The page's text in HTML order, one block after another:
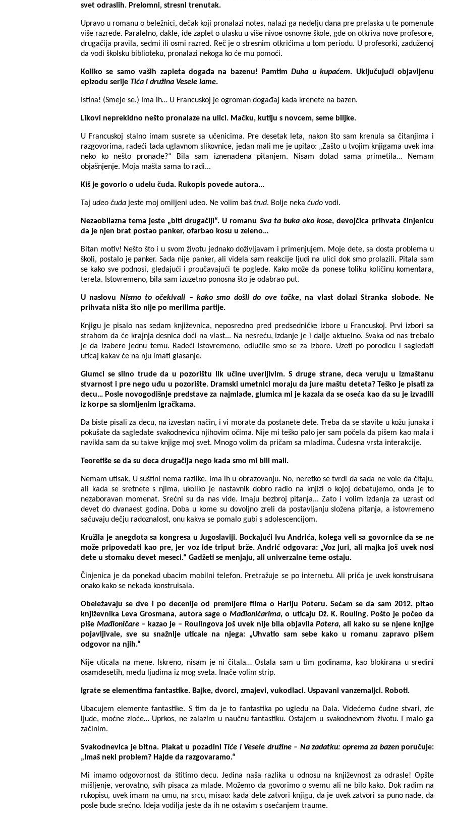
svet odraslih. Prelomni, stresni trenutak.
Upravo u romanu o beležnici, dečak koji pronalazi notes, nalazi ga nedelju dana pre prelaska u te pomenute
više razrede. Paralelno, dakle, ide zaplet o ulasku u više nivoe osnovne škole, gde on otkriva nove profesore,
drugačija pravila, sedmi ili osmi razred. Reč je o stresnim otkrićima u tom periodu. U profesorki, zaduženoj
da vodi školsku biblioteku, pronalazi nekoga ko će mu pomoći.
Koliko se samo vaših zapleta događa na bazenu! PamtimDuha u kupaćem. Uključujući objavljenu
epizodu serije Tića i družina Vesele lame.
Istina! (Smeje se.) Ima ih… U Francuskoj je ogroman događaj kada krenete na bazen.
Likovi neprekidno nešto pronalaze na ulici. Mačku, kutiju s novcem, seme biljke.
U Francuskoj stalno imam susrete sa učenicima. Pre desetak leta, nakon što sam krenula sa čitanjima i
razgovorima, radeći tada uglavnom slikovnice, jedan mali me je upitao: „Zašto u tvojim knjigama uvek ima
neko ko nešto pronađe?“ Bila sam iznenađena pitanjem. Nisam dotad sama primetila… Nemam
objašnjenje. Moja mašta sama to radi...
Kiš je govorio o udelu čuda. Rukopis povede autora...
Taj udeo čuda jeste moj omiljeni udeo. Ne volim baš trud. Bolje neka čudo vodi.
Nezaobilazna tema jeste „biti drugačiji“. U romanu Sva ta buka oko kose, devojčica prihvata činjenicu
da je njen brat postao panker, ofarbao kosu u zeleno…
Bitan motiv! Nešto što i u svom životu jednako doživljavam i primenjujem. Moje dete, sa dosta problema u
školi, postalo je panker. Sada nije panker, ali videla sam reakcije ljudi na ulici dok smo prolazili. Pitala sam
se kako sve podnosi, gledajući i proučavajući te poglede. Kako može da ponese toliku količinu komentara,
tereta. Istovremeno, bila sam izuzetno ponosna što je odabrao put.
U naslovu Nismo to očekivali – kako smo došli do ove tačke, na vlast dolazi Stranka slobode. Ne
prihvata ništa što nije po merilima partije.
Knjigu je pisalo nas sedam književnica, neposredno pred predsedničke izbore u Francuskoj. Prvi izbori sa
strahom da će krajnja desnica doći na vlast... Na nesreću, izdanje je i dalje aktuelno. Svaka od nas trebalo
je da izabere jednu temu. Radeći istovremeno, odlučile smo se za izbore. Uzeti po porodicu i sagledati
uticaj kakav će na nju imati glasanje.
Glumci se silno trude da u pozorištu lik učine uverljivim. S druge strane, deca veruju u izmaštanu
stvarnost i pre nego uđu u pozorište. Dramski umetnici moraju da jure maštu deteta? Teško je pisati za
decu… Posle novogodišnje predstave za najmlađe, glumica mi je kazala da se oseća kao da su je izvadili
iz korpe sa slomljenim igračkama.
Da biste pisali za decu, na izvestan način, i vi morate da postanete dete. Treba da se stavite u kožu junaka i
pokušate da sagledate svakodnevicu njihovim očima. Nije mi teško palo jer sam počela da pišem kao mala i
navikla sam da su takve knjige moj svet. Mnogo volim da pričam sa mladima. Čudesna vrsta interakcije.
Teoretiše se da su deca drugačija nego kada smo mi bili mali.
Nemam utisak. U suštini nema razlike. Ima ih u obrazovanju. No, neretko se tvrdi da sada ne vole da čitaju,
ali kada se sretnete s njima, ukoliko je nastavnik dobro radio na knjizi o kojoj debatujemo, onda je to
nezaboravan momenat. Srećni su da nas vide. Imaju bezbroj pitanja... Zato i volim izdanja za uzrast od
devet do dvanaest godina. Doba u kome su dovoljno zreli da postavljanju složena pitanja, a istovremeno
sačuvaju dečju radoznalost, onu kakva se pomalo gubi s adolescencijom.
Kružila je anegdota sa kongresa u Jugoslaviji. Bockajući Ivu Andrića, kolega veli sa govornice da se ne
može pripovedati kao pre, jer voz ide triput brže. Andrić odgovara: „Voz juri, ali majka još uvek nosi
dete u stomaku devet meseci.“ Gadžeti se menjaju, ali univerzalne teme ostaju.
Činjenica je da ponekad ubacim mobilni telefon. Pretražuje se po internetu. Ali priča je uvek konstruisana
onako kako se nekada konstruisala.
Obeležavaju se dve i po decenije od premijere filma o Hariju Poteru. Sećam se da sam 2012. pitao
književnika Leva Grosmana, autora sage oMađioničarima,o uticaju Dž. K. Rouling. Pošto je počeo da
piše Mađioničare – kazao je – Roulingova još uvek nije bila objavilaPotera, ali kako su se njene knjige
pojavljivale, sve su snažnije uticale na njega: „Uhvatio sam sebe kako u romanu zapravo pišem
odgovor na njih.“
Nije uticala na mene. Iskreno, nisam je ni čitala… Ostala sam u tim godinama, kao blokirana u sredini
osamdesetih, među ljudima iz mog sveta. Inače volim strip.
Igrate se elementima fantastike. Bajke, dvorci, zmajevi, vukodlaci. Uspavani vanzemaljci. Roboti.
Ubacujem elemente fantastike. S tim da je to fantastika po ugledu na Dala. Videćemo čudne stvari, zle
ljude, moćne zloće… Uprkos, ne zalazim u naučnu fantastiku. Ostajem u svakodnevnom životu. I malo ga
začinim.
Svakodnevica je bitna. Plakat u pozadini Tiće i Vesele družine – Na zadatku: oprema za bazenporučuje:
„Imaš neki problem? Hajde da razgovaramo.“
Mi imamo odgovornost da štitimo decu. Jedina naša razlika u odnosu na književnost za odrasle! Opšte
mišljenje, verovatno, svih pisaca za mlade. Možemo da govorimo o svemu ali ne bilo kako. Dok radim na
rukopisu, uvek imam na umu, na srcu, misao: kada dete zatvori knjigu, da je uvek zatvori sa puno nade, da
posle bude srećno. Ideja vodilja jeste da ih ne ostavim s osećanjem traume.